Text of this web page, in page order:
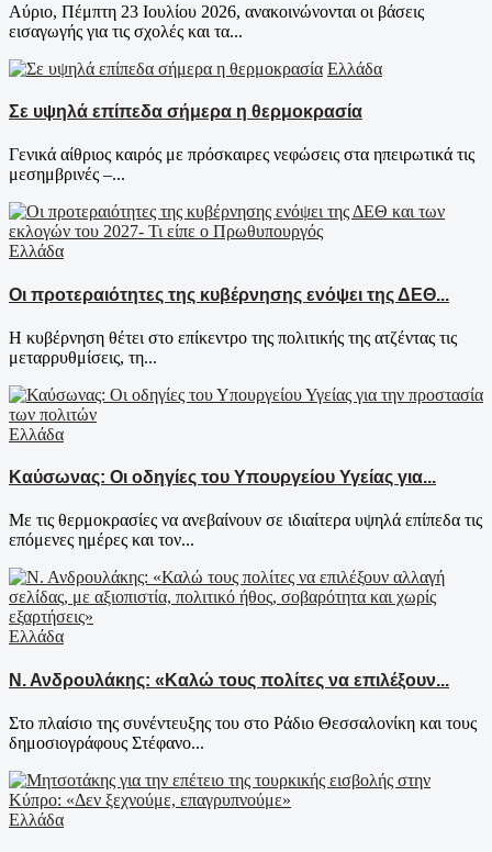
Αύριο, Πέμπτη 23 Ιουλίου 2026, ανακοινώνονται οι βάσεις
εισαγωγής για τις σχολές και τα...
Ελλάδα
Σε υψηλά επίπεδα σήμερα η θερμοκρασία
Γενικά αίθριος καιρός με πρόσκαιρες νεφώσεις στα ηπειρωτικά τις
μεσημβρινές –...
Ελλάδα
Οι προτεραιότητες της κυβέρνησης ενόψει της ΔΕΘ...
Η κυβέρνηση θέτει στο επίκεντρο της πολιτικής της ατζέντας τις
μεταρρυθμίσεις, τη...
Ελλάδα
Καύσωνας: Οι οδηγίες του Υπουργείου Υγείας για...
Με τις θερμοκρασίες να ανεβαίνουν σε ιδιαίτερα υψηλά επίπεδα τις
επόμενες ημέρες και τον...
Ελλάδα
Ν. Ανδρουλάκης: «Καλώ τους πολίτες να επιλέξουν...
Στο πλαίσιο της συνέντευξης του στο Ράδιο Θεσσαλονίκη και τους
δημοσιογράφους Στέφανο...
Ελλάδα